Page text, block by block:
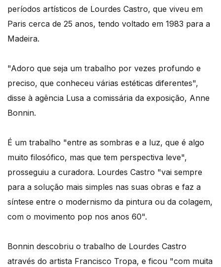
períodos artísticos de Lourdes Castro, que viveu em
Paris cerca de 25 anos, tendo voltado em 1983 para a
Madeira.
"Adoro que seja um trabalho por vezes profundo e
preciso, que conheceu várias estéticas diferentes",
disse à agência Lusa a comissária da exposição, Anne
Bonnin.
É um trabalho "entre as sombras e a luz, que é algo
muito filosófico, mas que tem perspectiva leve",
prosseguiu a curadora. Lourdes Castro "vai sempre
para a solução mais simples nas suas obras e faz a
síntese entre o modernismo da pintura ou da colagem,
com o movimento pop nos anos 60".
Bonnin descobriu o trabalho de Lourdes Castro
através do artista Francisco Tropa, e ficou "com muita